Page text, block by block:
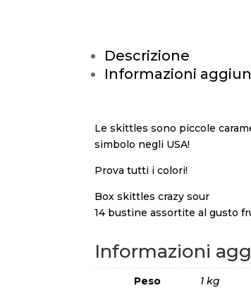
Descrizione
Informazioni
Le skittles sono piccole
simbolo negli USA!
Prova tutti i colori!
Box skittles crazy sour
14 bustine assortite al gusto
Informazioni
Peso 1 kg